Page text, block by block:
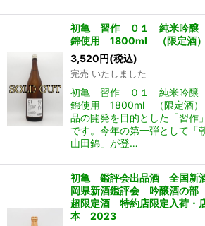
初亀 習作 ０１ 純米吟醸
錦使用 1800ml （限定酒）
3,520円(税込)
完売 いたしました
初亀 習作 ０１ 純米吟醸
錦使用 1800ml （限定酒）
品の開発を目的とした「習作
です。今年の第一弾として
山田錦」が登…
初亀 鑑評会出品酒 全国新
岡県新酒鑑評会 吟醸酒の
超限定酒 特約店限定入荷
本 2023